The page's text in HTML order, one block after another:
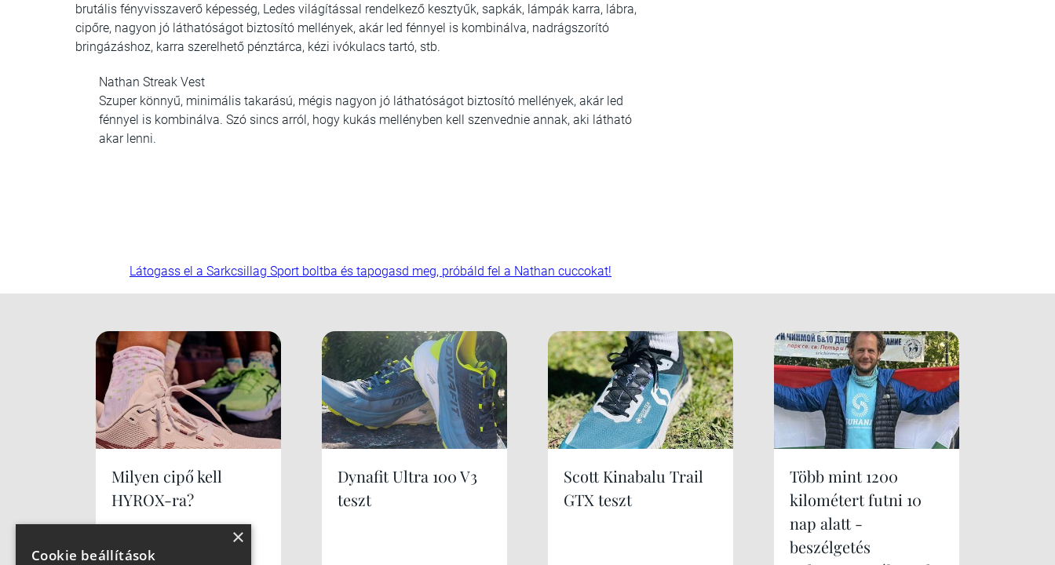
brutális fényvisszaverő képesség, Ledes világítással rendelkező kesztyűk, sapkák, lámpák karra, lábra,
cipőre, nagyon jó láthatóságot biztosító mellények, akár led fénnyel is kombinálva, nadrágszorító
bringázáshoz, karra szerelhető pénztárca, kézi ivókulacs tartó, stb.
Nathan Streak Vest
Szuper könnyű, minimális takarású, mégis nagyon jó láthatóságot biztosító mellények, akár led
fénnyel is kombinálva. Szó sincs arról, hogy kukás mellényben kell szenvednie annak, aki látható
akar lenni.
Látogass el a Sarkcsillag Sport boltba és tapogasd meg, próbáld fel a Nathan cuccokat!
Milyen cipő kell
HYROX-ra?
Dynafit Ultra 100 V3
teszt
Scott Kinabalu Trail
GTX teszt
Több mint 1200
kilométert futni 10
nap alatt -
beszélgetés
×
Cookie beállítások